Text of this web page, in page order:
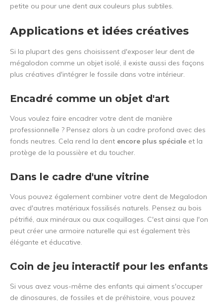
petite ou pour une dent aux couleurs plus subtiles.
Applications et idées créatives
Si la plupart des gens choisissent d'exposer leur dent de
mégalodon comme un objet isolé, il existe aussi des façons
plus créatives d'intégrer le fossile dans votre intérieur.
Encadré comme un objet d'art
Vous voulez faire encadrer votre dent de manière
professionnelle ? Pensez alors à un cadre profond avec des
fonds neutres. Cela rend la dent encore plus spéciale et la
protège de la poussière et du toucher.
Dans le cadre d'une vitrine
Vous pouvez également combiner votre dent de Megalodon
avec d'autres matériaux fossilisés naturels. Pensez au bois
pétrifié, aux minéraux ou aux coquillages. C'est ainsi que l'on
peut créer une armoire naturelle qui est également très
élégante et éducative.
Coin de jeu interactif pour les enfants
Si vous avez vous-même des enfants qui aiment s'occuper
de dinosaures, de fossiles et de préhistoire, vous pouvez